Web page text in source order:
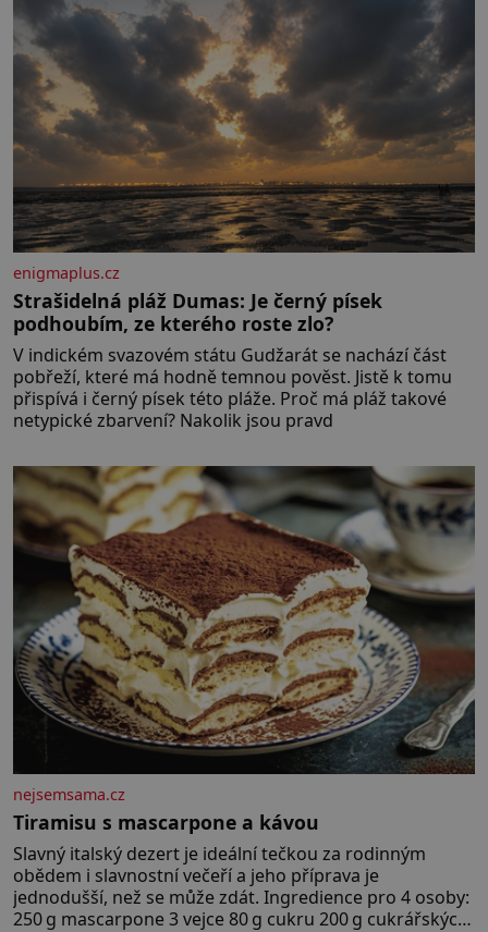
enigmaplus.cz
Strašidelná pláž Dumas: Je černý písek
podhoubím, ze kterého roste zlo?
V indickém svazovém státu Gudžarát se nachází část
pobřeží, které má hodně temnou pověst. Jistě k tomu
přispívá i černý písek této pláže. Proč má pláž takové
netypické zbarvení? Nakolik jsou pravd
nejsemsama.cz
Tiramisu s mascarpone a kávou
Slavný italský dezert je ideální tečkou za rodinným
obědem i slavnostní večeří a jeho příprava je
jednodušší, než se může zdát. Ingredience pro 4 osoby:
250 g mascarpone 3 vejce 80 g cukru 200 g cukrářských